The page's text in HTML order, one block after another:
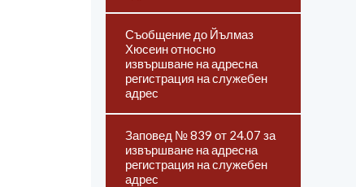
Съобщение до Йълмаз
Хюсеин относно
извършване на адресна
регистрация на служебен
адрес
Заповед № 839 от 24.07 за
извършване на адресна
регистрация на служебен
адрес